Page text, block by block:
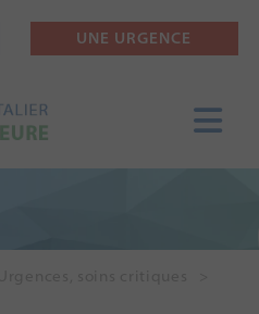
UNE URGENCE